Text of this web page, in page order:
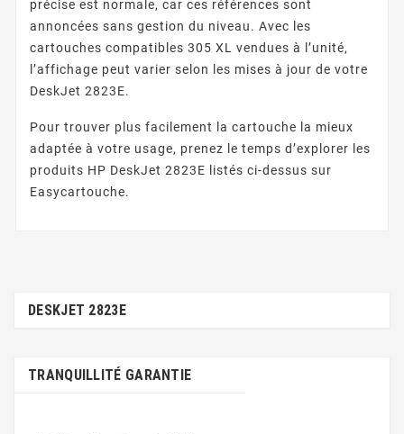
précise est normale, car ces références sont
annoncées sans gestion du niveau. Avec les
cartouches compatibles 305 XL vendues à l’unité,
l’affichage peut varier selon les mises à jour de votre
DeskJet 2823E.
Pour trouver plus facilement la cartouche la mieux
adaptée à votre usage, prenez le temps d’explorer les
produits HP DeskJet 2823E listés ci-dessus sur
Easycartouche.
DESKJET 2823E
TRANQUILLITÉ GARANTIE